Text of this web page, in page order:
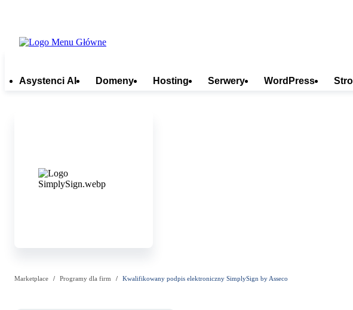
Asystenci AI Domeny Hosting Serwery WordPress
Marketplace Programy dla firm Kwalifikowany podpis elektroniczny SimplySign by Asseco